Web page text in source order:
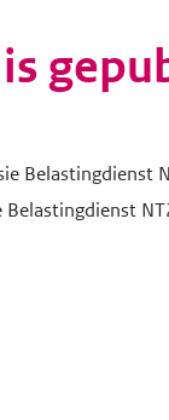
is
Belastingdienst